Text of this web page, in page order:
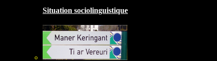
Situation sociolinguistique